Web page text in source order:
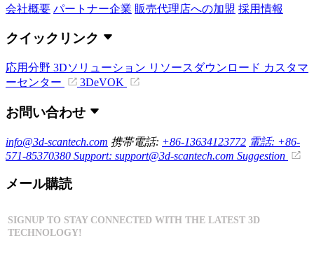
会社概要 パートナー企業 販売代理店への加盟 採用情報
クイックリンク
応用分野 3Dソリューション リソースダウンロード カスタマ
ーセンター
3DeVOK
お問い合わせ
info@3d-scantech.com 携帯電話: +86-13634123772 電話: +86-
571-85370380 Support: support@3d-scantech.com Suggestion
メール購読